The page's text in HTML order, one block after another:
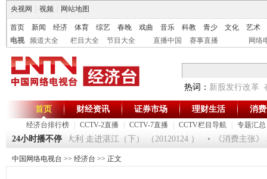
央视网 视频 网站地图
首页 新闻 经济 体育 综艺 春晚 戏曲 音乐 科教 青少 文化
艺术
电视
频道大全 栏目大全 节目大全 直播中国 赛事直播 网络
热词： 新股发行改革
首页
经济台排行榜 CCTV-2直播 CCTV-7直播 CCTV栏目导航 专题汇总
财经资讯 证券市场 理财生活 消
24小时播不停
财有道]大集大利 走进湛江（下） （20120124 ） 《消费主张》
中国网络电视台 >> 经济台 >> 正文